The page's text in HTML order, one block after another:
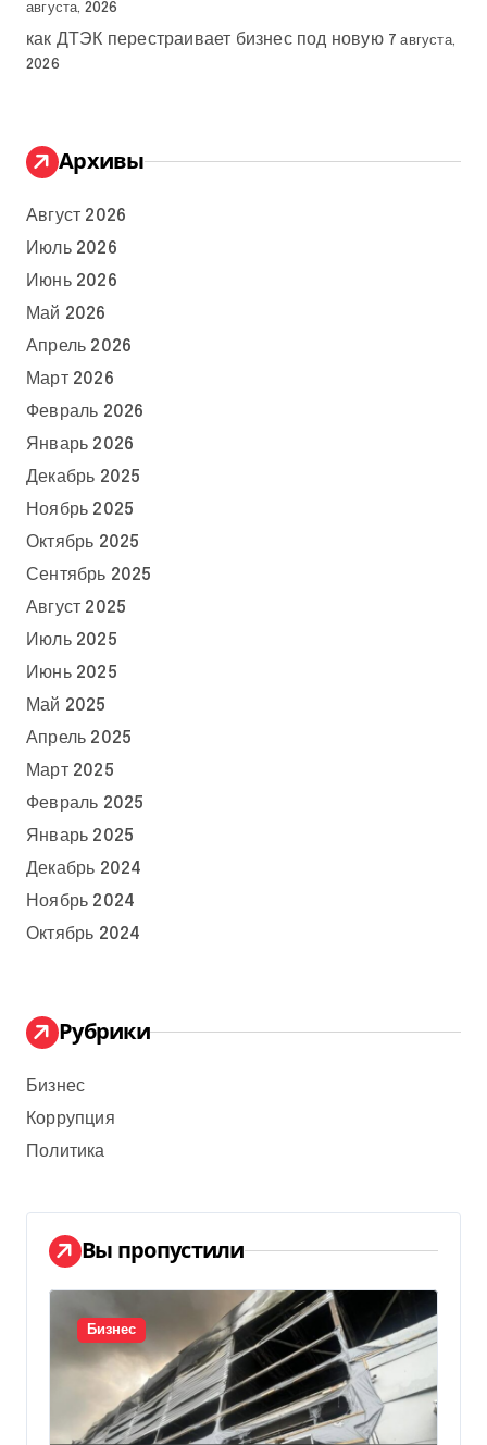
августа, 2026
как ДТЭК перестраивает бизнес под новую 7 августа,
2026
Архивы
Август 2026
Июль 2026
Июнь 2026
Май 2026
Апрель 2026
Март 2026
Февраль 2026
Январь 2026
Декабрь 2025
Ноябрь 2025
Октябрь 2025
Сентябрь 2025
Август 2025
Июль 2025
Июнь 2025
Май 2025
Апрель 2025
Март 2025
Февраль 2025
Январь 2025
Декабрь 2024
Ноябрь 2024
Октябрь 2024
Рубрики
Бизнес
Коррупция
Политика
Вы пропустили
Бизнес